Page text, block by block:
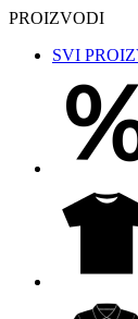
PROIZVODI
SVI